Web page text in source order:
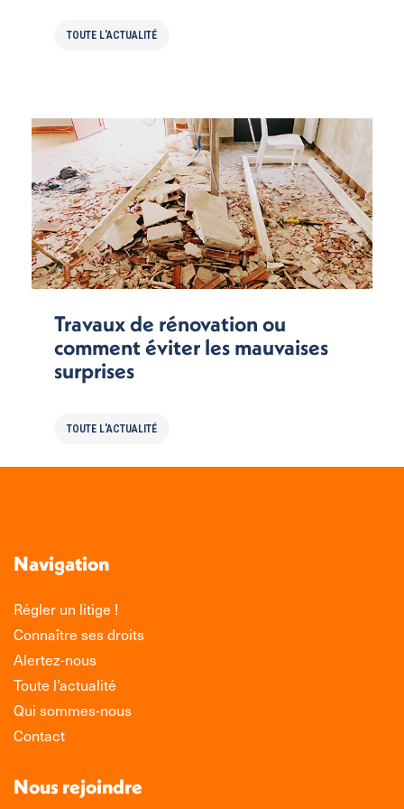
TOUTE L'ACTUALITÉ
Travaux de rénovation ou
comment éviter les mauvaises
surprises
TOUTE L'ACTUALITÉ
Navigation
Régler un litige !
Connaître ses droits
Alertez-nous
Toute l’actualité
Qui sommes-nous
Contact
Nous rejoindre